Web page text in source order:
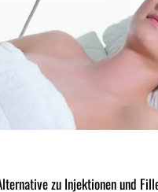
zu Injektionen und